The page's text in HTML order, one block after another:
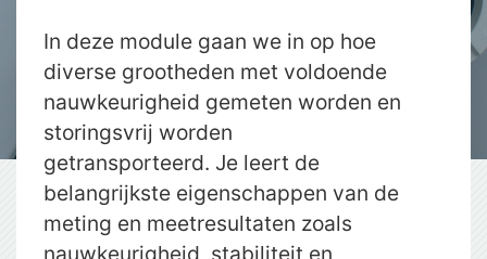
In deze module gaan we in op hoe
diverse grootheden met voldoende
nauwkeurigheid gemeten worden en
storingsvrij worden
getransporteerd. Je leert de
belangrijkste eigenschappen van de
meting en meetresultaten zoals
nauwkeurigheid, stabiliteit en